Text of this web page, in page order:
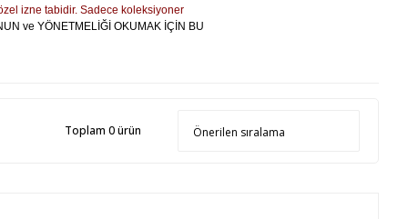
özel izne tabidir. Sadece koleksiyoner
ve YÖNETMELİĞİ OKUMAK İÇİN BU
Toplam 0 ürün